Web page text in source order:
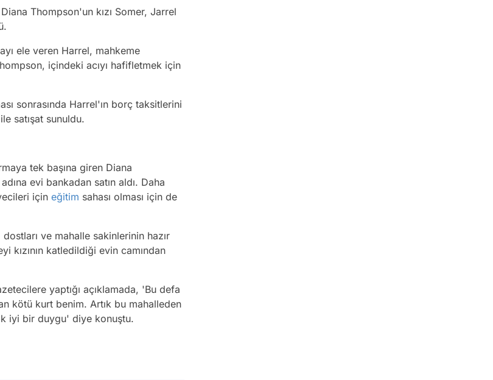
Thompson'un kızı Somer, Jarrel
ele veren Harrel, mahkeme
içindeki acıyı hafifletmek için
sonrasında Harrel'ın borç taksitlerini
satışat sunuldu.
tek başına giren Diana
evi bankadan satın aldı. Daha
için eğitim sahası olması için de
ve mahalle sakinlerinin hazır
kızının katledildiği evin camından
yaptığı açıklamada, 'Bu defa
kötü kurt benim. Artık bu mahalleden
iyi bir duygu' diye konuştu.